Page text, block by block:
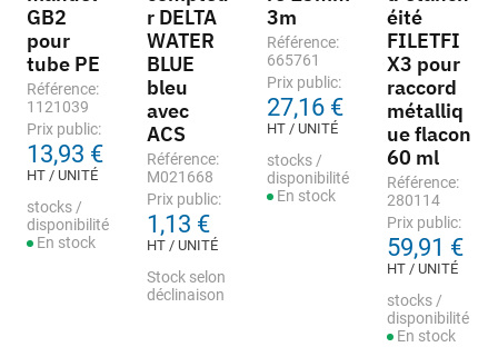
GB2
pour
tube PE
Référence:
1121039
Prix public:
13,93 €
HT / UNITÉ
stocks /
disponibilité
En stock
r DELTA
WATER
BLUE
bleu
avec
ACS
Référence:
M021668
Prix public:
1,13 €
HT / UNITÉ
Stock selon
déclinaison
3m
Référence:
665761
Prix public:
27,16 €
HT / UNITÉ
stocks /
disponibilité
En stock
éité
FILETFI
X3 pour
raccord
métalliq
ue flacon
60 ml
Référence:
280114
Prix public:
59,91 €
HT / UNITÉ
stocks /
disponibilité
En stock